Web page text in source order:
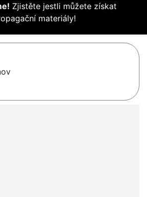
Zjistěte jestli můžete získat
materiály!